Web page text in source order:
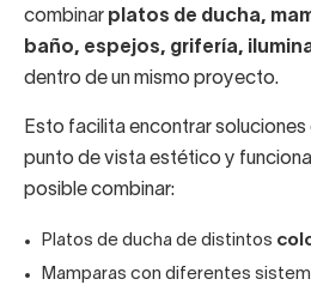
combinar platos de ducha,
baño, espejos, grifería,
dentro de un mismo proyecto.
Esto facilita encontrar soluciones
punto de vista estético y
posible combinar:
Platos de ducha de distintos
Mamparas con diferentes